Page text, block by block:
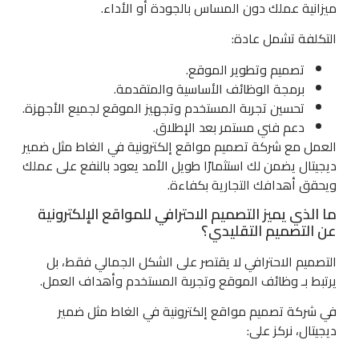
ميزانية عملك دون المساس بالجودة أو الأداء.
التكلفة تشمل عادة:
تصميم وتطوير الموقع.
برمجة الوظائف الأساسية والمتقدمة.
تحسين تجربة المستخدم وتجهيز الموقع لجميع الأجهزة.
دعم فني مستمر بعد الإطلاق.
العمل مع شركة تصميم مواقع إلكترونية في الغاط مثل ضمير
ديجيتال يضمن لك استثمارًا طويل الأمد يعود بالنفع على عملك
ويحقق أهدافك التجارية بكفاءة.
ما الذي يميز التصميم الاحترافي للمواقع الإلكترونية
عن التصميم التقليدي؟
التصميم الاحترافي لا يقتصر على الشكل الجمالي فقط، بل
يرتبط بـ وظائف الموقع وتجربة المستخدم وأهداف العمل.
في شركة تصميم مواقع إلكترونية في الغاط مثل ضمير
ديجيتال، نركز على: